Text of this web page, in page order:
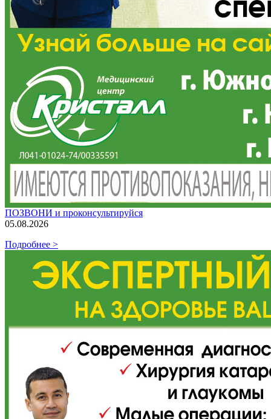
ПОЗВОНИ и проконсультируйся
05.08.2026
Подробнее >